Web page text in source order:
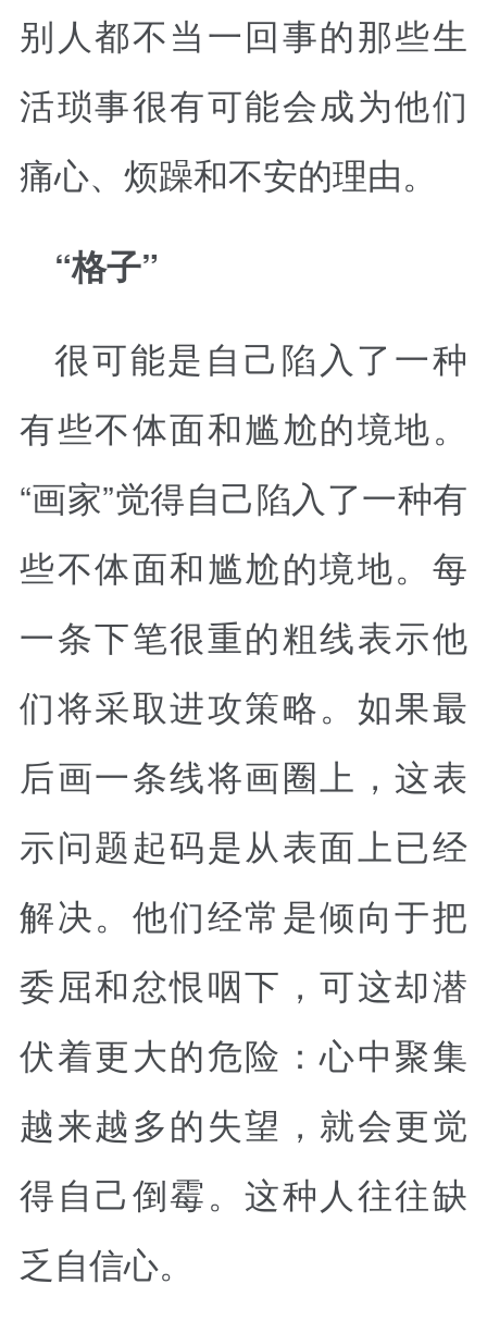
别人都不当一回事的那些生
活琐事很有可能会成为他们
痛心、烦躁和不安的理由。
“格子”
很可能是自己陷入了一种
有些不体面和尴尬的境地。
“画家”觉得自己陷入了一种有
些不体面和尴尬的境地。每
一条下笔很重的粗线表示他
们将采取进攻策略。如果最
后画一条线将画圈上，这表
示问题起码是从表面上已经
解决。他们经常是倾向于把
委屈和忿恨咽下，可这却潜
伏着更大的危险：心中聚集
越来越多的失望，就会更觉
得自己倒霉。这种人往往缺
乏自信心。